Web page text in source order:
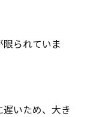
られていま
いため、大き